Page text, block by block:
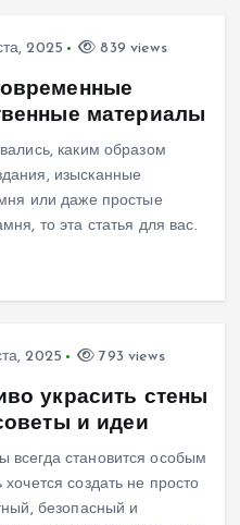
2025 839 views
материалы
каким образом
изысканные
или даже простые
то эта статья для вас.
2025 793 views
украсить стены
и идеи
становится особым
создать не просто
безопасный и